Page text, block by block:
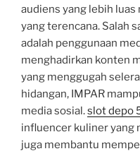
audiens yang lebih
yang terencana. Salah
adalah penggunaan
menghadirkan konten
yang menggugah
hidangan, IMPAR
media sosial.slot depo
influencer kuliner yang
juga membantu